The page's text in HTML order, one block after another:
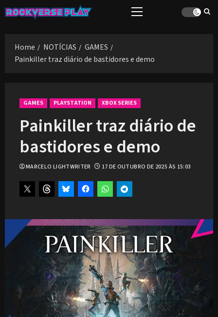
Skip
to
Primary
Home
NOTÍCIAS
GAMES
Painkiller traz diário de bastidores e demo
GAMES PLAYSTATION XBOX SERIES
Painkiller traz diário de
bastidores e demo
MARCELO LIGHTWRITER 17 DE OUTUBRO DE 2025 ÀS 15:03